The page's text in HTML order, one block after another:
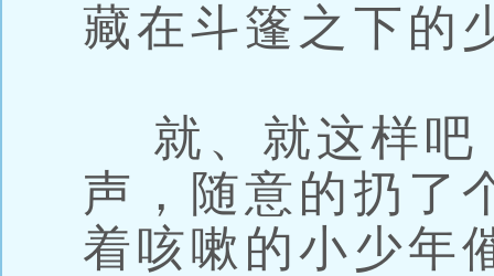
藏在斗篷之下的
就、就这样吧
声，随意的扔了
着咳嗽的小少年